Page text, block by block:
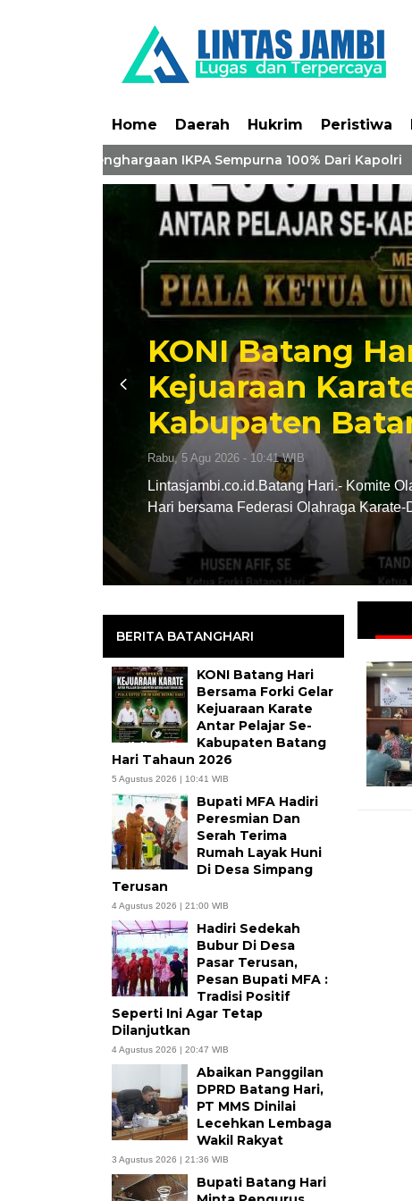
Home Daerah Hukrim Peristiwa
Penghargaan IKPA Sempurna 100% Dari Kapolri
KONI Batang Hari
Kejuaraan Karate
Kabupaten Batang
Rabu, 5 Agu 2026 - 10:41 WIB
Lintasjambi.co.id.Batang Hari.- Komite Olahraga
Hari bersama Federasi Olahraga Karate-Do Indonesia
BERITA BATANGHARI
KONI Batang Hari
Bersama Forki Gelar
Kejuaraan Karate
Antar Pelajar Se-
Kabupaten Batang
Hari Tahaun 2026
5 Agustus 2026 | 10:41 WIB
Bupati MFA Hadiri
Peresmian Dan
Serah Terima
Rumah Layak Huni
Di Desa Simpang
Terusan
4 Agustus 2026 | 21:00 WIB
Hadiri Sedekah
Bubur Di Desa
Pasar Terusan,
Pesan Bupati MFA :
Tradisi Positif
Seperti Ini Agar Tetap
Dilanjutkan
4 Agustus 2026 | 20:47 WIB
Abaikan Panggilan
DPRD Batang Hari,
PT MMS Dinilai
Lecehkan Lembaga
Wakil Rakyat
3 Agustus 2026 | 21:36 WIB
Bupati Batang Hari